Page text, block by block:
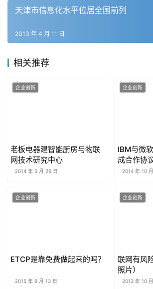
天津市信息化水平位居全国前列
2013 年 4 月 11 日
相关推荐
企业创新
老板电器建智能厨房与物联
网技术研究中心
2014 年 5 月 29 日
企业创新
IBM与微
成合作协
2014 年 10
企业创新
ETCP是靠免费做起来的吗？
2015 年 9 月 13 日
企业创新
联网有风
照片）
2013 年 10